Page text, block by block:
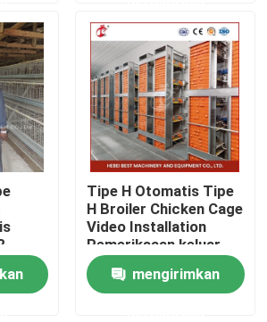
Baterai Unggas
Tipe H Otomatis Tipe
H Broiler Chicken Cage
Video Installation
Pemeriksaan keluar
Disediakan Rose
mengirimkan